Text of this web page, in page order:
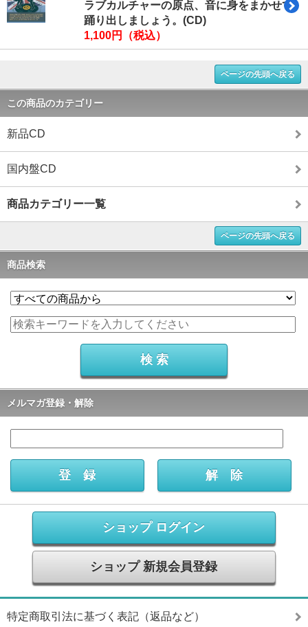
ラブカルチャーの原点、音に身をまかせて
踊り出しましょう。(CD)
1,100円（税込）
ページの先頭へ戻る
この商品のカテゴリー
新品CD
国内盤CD
商品カテゴリー一覧
ページの先頭へ戻る
商品検索
メルマガ登録・解除
ショップ ログイン
ショップ 新規会員登録
特定商取引法に基づく表記（返品など）